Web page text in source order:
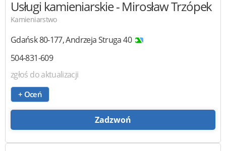
Usługi kamieniarskie- Mirosław Trzópek
Kamieniarstwo
Gdańsk80-177,Andrzeja Struga 40
504-831-609
zgłoś do aktualizacji
+ Oceń
Zadzwoń